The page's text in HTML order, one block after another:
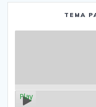
TEMA
Play